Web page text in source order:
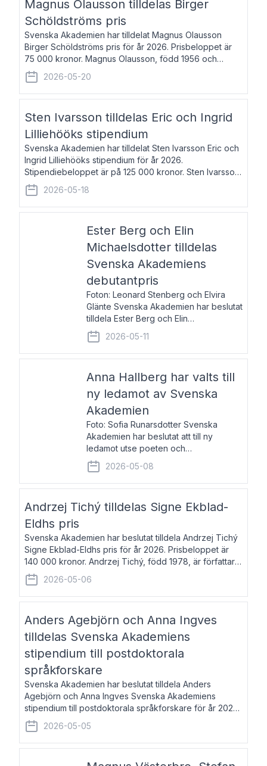
Magnus Olausson tilldelas Birger
Schöldströms pris
Svenska Akademien har tilldelat Magnus Olausson
Birger Schöldströms pris för år 2026. Prisbeloppet är
75 000 kronor. Magnus Olausson, född 1956 och
bosatt i Stockholm, är konstvetare, museiman och
hovman. Han disputerade 1993 vid Uppsala un
2026-05-20
Sten Ivarsson tilldelas Eric och Ingrid
Lilliehööks stipendium
Svenska Akademien har tilldelat Sten Ivarsson Eric och
Ingrid Lilliehööks stipendium för år 2026.
Stipendiebeloppet är på 125 000 kronor. Sten Ivarsson,
född 1979, är mediateksamordnare vid
Söderslättsgymnasiet i Trelleborg. Här har han på
2026-05-18
Ester Berg och Elin
Michaelsdotter tilldelas
Svenska Akademiens
debutantpris
Foton: Leonard Stenberg och Elvira
Glänte Svenska Akademien har beslutat
tilldela Ester Berg och Elin
Michaelsdotter Svenska Akademiens
debutantpris för år 2026. Priset är
nyinstiftat och syftar till att lyfta fram
2026-05-11
Anna Hallberg har valts till
ny ledamot av Svenska
Akademien
Foto: Sofia Runarsdotter Svenska
Akademien har beslutat att till ny
ledamot utse poeten och
litteraturkritikern Anna Hallberg. Hon
efterträder poeten Tua Forsström på
stol 18 och kommer att ta sitt inträde vid
2026-05-08
Andrzej Tichý tilldelas Signe Ekblad-
Eldhs pris
Svenska Akademien har beslutat tilldela Andrzej Tichý
Signe Ekblad-Eldhs pris för år 2026. Prisbeloppet är
140 000 kronor. Andrzej Tichý, född 1978, är författare
och kulturskribent. Han debuterade 2005 med den
lovordade romanen Sex liter l
2026-05-06
Anders Agebjörn och Anna Ingves
tilldelas Svenska Akademiens
stipendium till postdoktorala
språkforskare
Svenska Akademien har beslutat tilldela Anders
Agebjörn och Anna Ingves Svenska Akademiens
stipendium till postdoktorala språkforskare för år 2026.
Stipendiebeloppet är 75 000 kronor per mottagare.
Anders Agebjörn, född 1984, är universitet
2026-05-05